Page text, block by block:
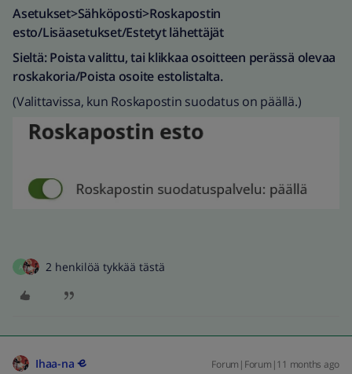
Asetukset>Sähköposti>Roskapostin
esto/Lisäasetukset/Estetyt lähettäjät
Sieltä: Poista valittu, tai klikkaa osoitteen perässä olevaa
roskakoria/Poista osoite estolistalta.
(Valittavissa, kun Roskapostin suodatus on päällä.)
A 2 henkilöä tykkää tästä
Ihaa-na Forum|Forum|11 months ago